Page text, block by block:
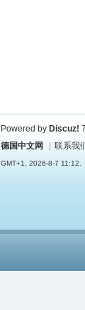
Powered by Discuz!
德国中文网
联系我
GMT+1, 2026-8-7 11:12.